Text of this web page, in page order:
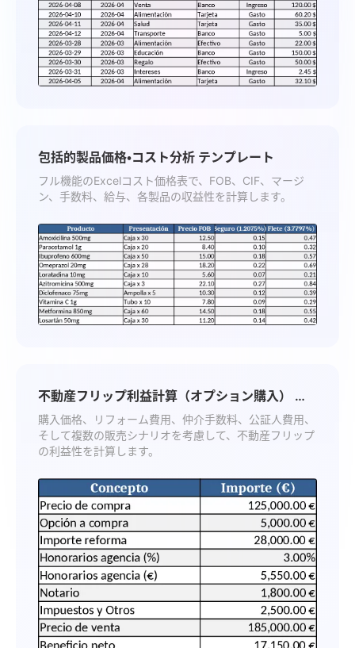
包括的製品価格・コスト分析 テンプレート
フル機能のExcelコスト価格表で、FOB、CIF、マージ
ン、手数料、給与、各製品の収益性を計算します。
不動産フリップ利益計算（オプション購入） テ
ンプレート
購入価格、リフォーム費用、仲介手数料、公証人費用、
そして複数の販売シナリオを考慮して、不動産フリップ
の利益性を計算します。